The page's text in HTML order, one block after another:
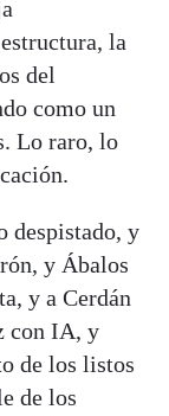
la
del
como un
Lo raro, lo
despistado, y
y Ábalos
y a Cerdán
con IA, y
de los listos
de los